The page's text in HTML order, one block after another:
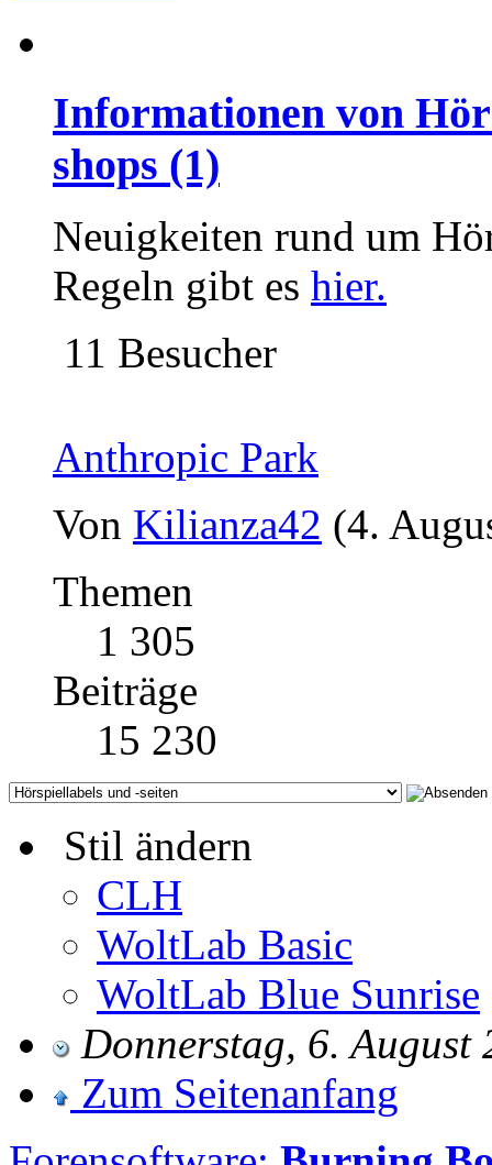
Informationen von
shops (1)
Neuigkeiten rund um
Regeln gibt es hier.
11 Besucher
Anthropic Park
Von Kilianza42 (4.
Themen
1 305
Beiträge
15 230
Stil ändern
CLH
WoltLab Basic
WoltLab Blue Sunrise
Donnerstag, 6. August
Zum Seitenanfang